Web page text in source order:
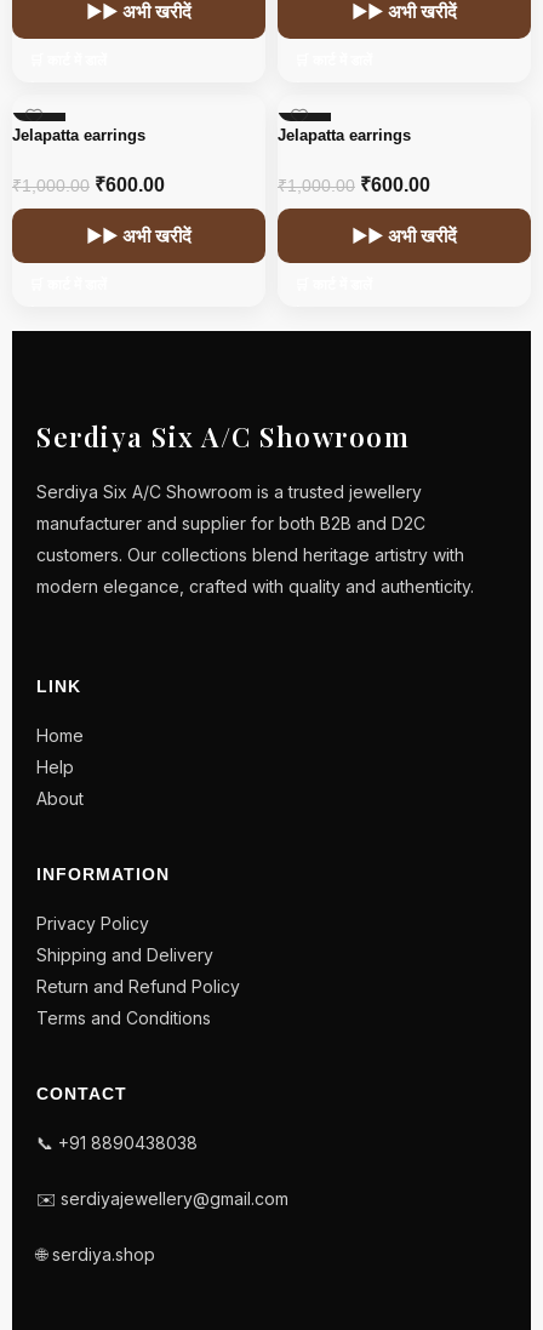
▶▶ अभी खरीदें ▶▶ अभी खरीदें
-40%
Jelapatta earrings
₹1,000.00 ₹600.00
▶▶ अभी खरीदें
-40%
Jelapatta earrings
₹1,000.00 ₹600.00
▶▶ अभी खरीदें
Serdiya Six A/C Showroom
Serdiya Six A/C Showroom is a trusted jewellery
manufacturer and supplier for both B2B and D2C
customers. Our collections blend heritage artistry with
modern elegance, crafted with quality and authenticity.
LINK
Home
Help
About
INFORMATION
Privacy Policy
Shipping and Delivery
Return and Refund Policy
Terms and Conditions
CONTACT
📞 +91 8890438038
✉️ serdiyajewellery@gmail.com
🌐 serdiya.shop